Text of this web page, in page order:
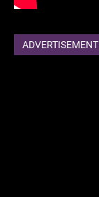
ADVERTISEMENT